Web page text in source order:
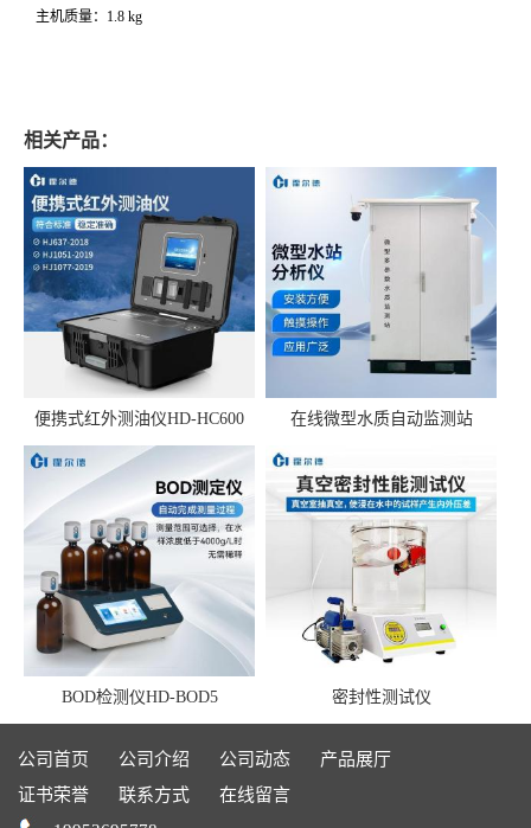
主机质量：1.8 kg
相关产品：
便携式红外测油仪HD-HC600 在线微型水质自动监测站
BOD检测仪HD-BOD5 密封性测试仪
公司首页 公司介绍 公司动态
产品展厅
证书荣誉
联系方式
在线留言